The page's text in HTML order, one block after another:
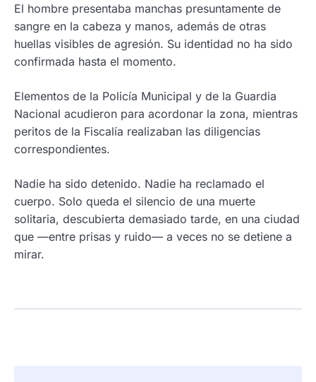
El hombre presentaba manchas presuntamente de
sangre en la cabeza y manos, además de otras
huellas visibles de agresión. Su identidad no ha sido
confirmada hasta el momento.
Elementos de la Policía Municipal y de la Guardia
Nacional acudieron para acordonar la zona, mientras
peritos de la Fiscalía realizaban las diligencias
correspondientes.
Nadie ha sido detenido. Nadie ha reclamado el
cuerpo. Solo queda el silencio de una muerte
solitaria, descubierta demasiado tarde, en una ciudad
que —entre prisas y ruido— a veces no se detiene a
mirar.